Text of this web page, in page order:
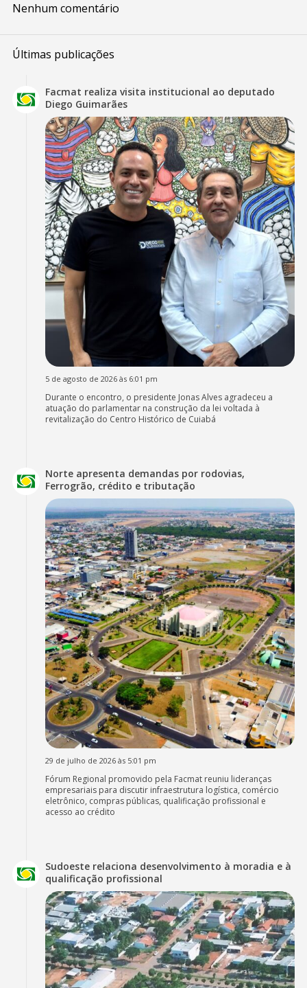
Nenhum comentário
Últimas publicações
Facmat realiza visita institucional ao deputado
Diego Guimarães
5 de agosto de 2026 às 6:01 pm
Durante o encontro, o presidente Jonas Alves agradeceu a
atuação do parlamentar na construção da lei voltada à
revitalização do Centro Histórico de Cuiabá
Norte apresenta demandas por rodovias,
Ferrogrão, crédito e tributação
29 de julho de 2026 às 5:01 pm
Fórum Regional promovido pela Facmat reuniu lideranças
empresariais para discutir infraestrutura logística, comércio
eletrônico, compras públicas, qualificação profissional e
acesso ao crédito
Sudoeste relaciona desenvolvimento à moradia e à
qualificação profissional